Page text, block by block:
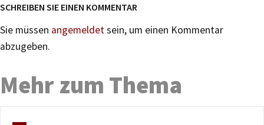
SCHREIBEN SIE EINEN KOMMENTAR
Sie müssen angemeldetsein, um einen Kommentar
abzugeben.
Mehr zum Thema